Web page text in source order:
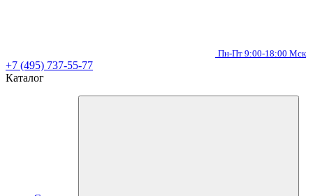
Пн-Пт 9:00-18:00 Мск
+7 (495) 737-55-77
Каталог